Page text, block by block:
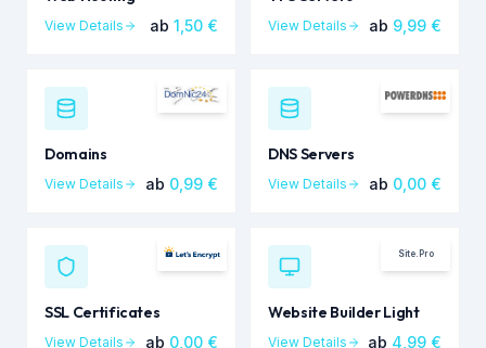
View Details ab 1,50 € View Details ab 9,99 €
Domains
View Details ab 0,99 €
DNS Servers
View Details ab 0,00 €
SSL Certificates
View Details ab 0,00 €
Site.Pro
Website Builder Light
View Details ab 4,99 €